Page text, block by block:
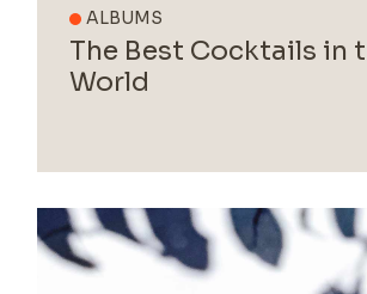
ALBUMS
The Best Cocktails in
World